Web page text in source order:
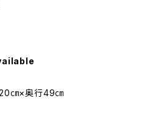
㎝×奥行49㎝